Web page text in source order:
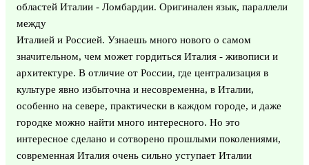
областей Италии - Ломбардии. Оригинален язык, параллели
между
Италией и Россией. Узнаешь много нового о самом
значительном, чем может гордиться Италия - живописи и
архитектуре. В отличие от России, где централизация в
культуре явно избыточна и несовременна, в Италии,
особенно на севере, практически в каждом городе, и даже
городке можно найти много интересного. Но это
интересное сделано и сотворено прошлыми поколениями,
современная Италия очень сильно уступает Италии